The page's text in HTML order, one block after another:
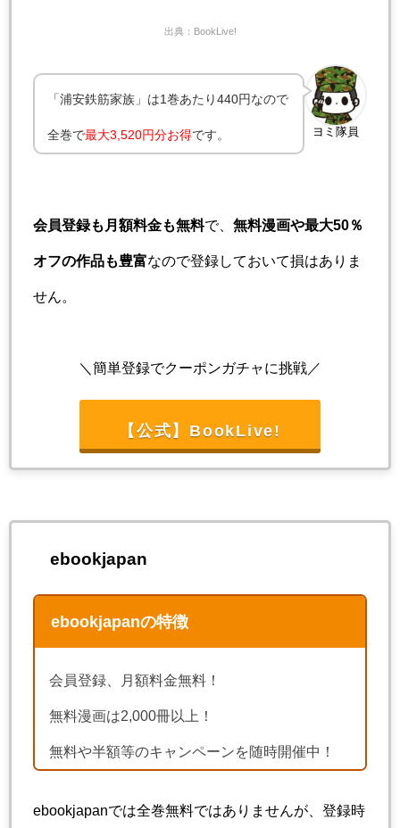
出典：BookLive!
ヨミ隊員
「浦安鉄筋家族」は1巻あたり440円なので
全巻で最大3,520円分お得です。
会員登録も月額料金も無料で、 無料漫画や最大50％
オフの作品も豊富なので登録しておいて損はありま
せん。
＼簡単登録でクーポンガチャに挑戦／
【公式】BookLive!
ebookjapan
ebookjapanの特徴
会員登録、月額料金無料！
無料漫画は2,000冊以上！
無料や半額等のキャンペーンを随時開催中！
ebookjapanでは全巻無料ではありませんが、登録時